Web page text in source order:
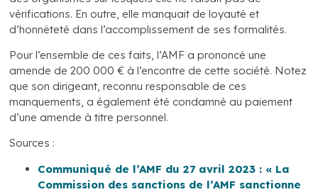
vérifications. En outre, elle manquait de loyauté et
d’honnêteté dans l’accomplissement de ses formalités.
Pour l’ensemble de ces faits, l’AMF a prononcé une
amende de 200 000 € à l’encontre de cette société. Notez
que son dirigeant, reconnu responsable de ces
manquements, a également été condamné au paiement
d’une amende à titre personnel.
Sources :
Communiqué de l’AMF du 27 avril 2023 : « La
Commission des sanctions de l’AMF sanctionne